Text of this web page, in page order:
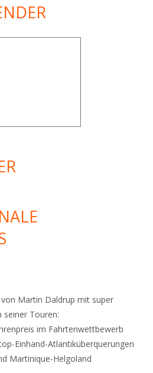
Martin Daldrup mit super
Touren:
im Fahrtenwettbewerb
Einhand-Atlantiküberquerungen
Martinique-Helgoland